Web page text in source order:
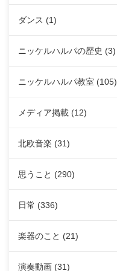
ダンス (1)
ニッケルハルパの歴史 (3)
ニッケルハルパ教室 (105)
メディア掲載 (12)
北欧音楽 (31)
思うこと (290)
日常 (336)
楽器のこと (21)
演奏動画 (31)